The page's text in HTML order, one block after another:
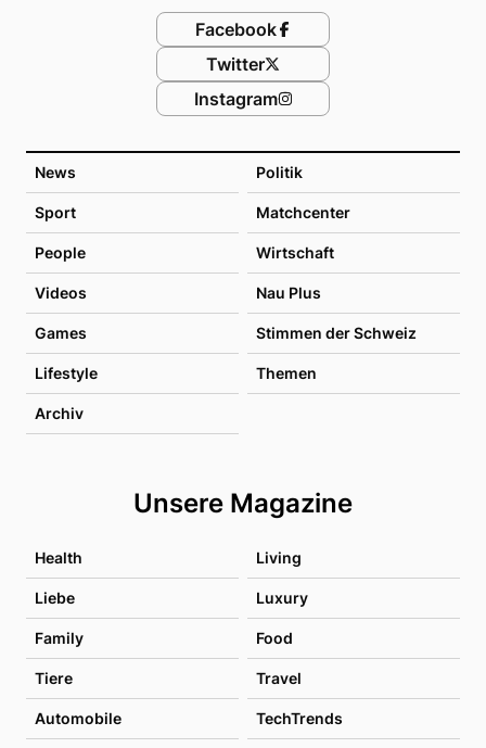
News Politik
Sport Matchcenter
People Wirtschaft
Videos Nau Plus
Games Stimmen der Schweiz
Lifestyle Themen
Archiv
Unsere Magazine
Health Living
Liebe Luxury
Family Food
Tiere Travel
Automobile TechTrends
Facebook
Twitter
Instagram